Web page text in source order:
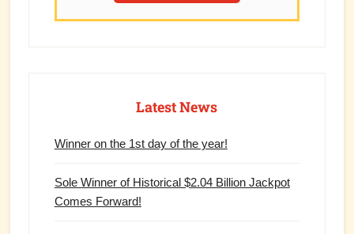
Latest News
Winner on the 1st day of the year!
Sole Winner of Historical $2.04 Billion Jackpot
Comes Forward!